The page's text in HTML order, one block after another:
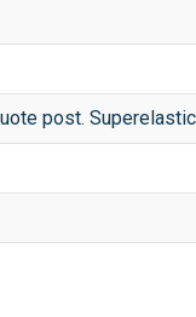
post.